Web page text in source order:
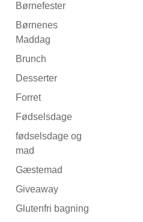
Børnefester
Børnenes
Maddag
Brunch
Desserter
Forret
Fødselsdage
fødselsdage og
mad
Gæstemad
Giveaway
Glutenfri bagning